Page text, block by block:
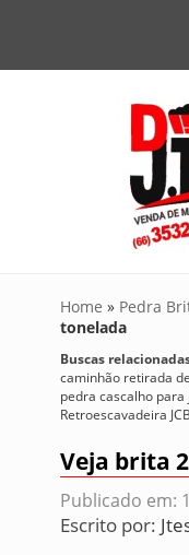
Home » Pedra
tonelada
Buscas
caminhão retirada
pedra cascalho
Retroescavadeira
Veja brita
Publicado em:
Escrito por: